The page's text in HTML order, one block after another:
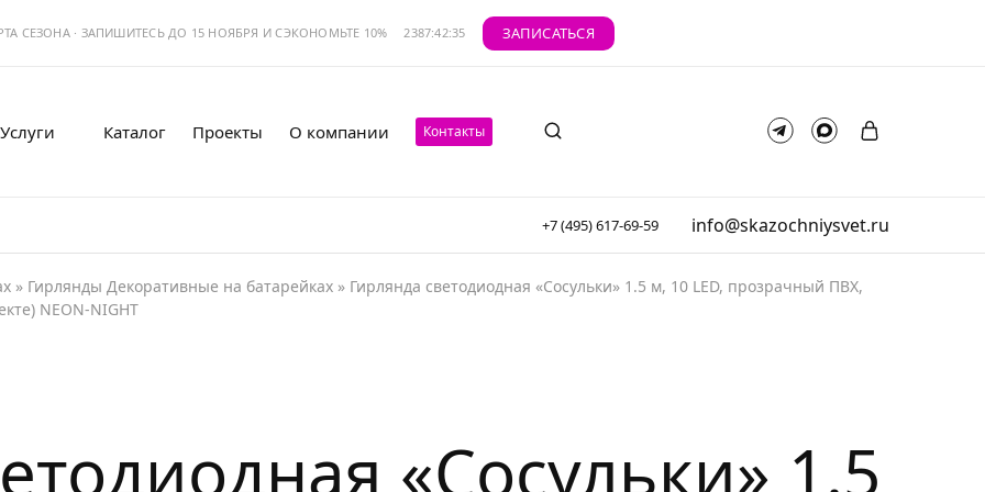
СЕЗОНА · ЗАПИШИТЕСЬ ДО 15 НОЯБРЯ И СЭКОНОМЬТЕ 10% 2387:42:35 ЗАПИСАТЬСЯ
Услуги Каталог Проекты О компании Контакты
+7 (495) 617-69-59 info@skazochniysvet.ru
» Гирлянды Декоративные на батарейках » Гирлянда светодиодная «Сосульки» 1.5 м, 10 LED, прозрачный ПВХ,
NEON-NIGHT
«Сосульки» 1.5